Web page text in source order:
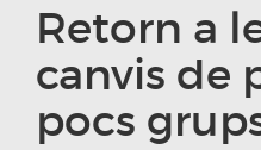
Retorn a
canvis de
pocs